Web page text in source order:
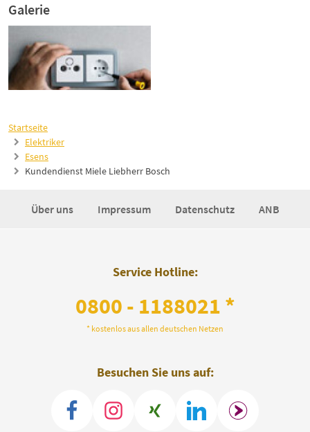
Startseite
Elektriker
Esens
Kundendienst Miele Liebherr Bosch
Galerie
Über uns Impressum Datenschutz ANB
Service Hotline:
0800 - 1188021 *
* kostenlos aus allen deutschen Netzen
Besuchen Sie uns auf: